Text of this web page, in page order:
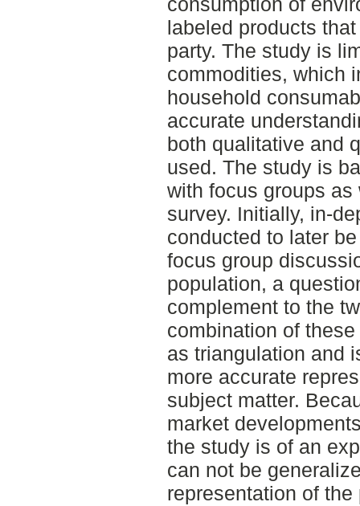
labeled products
party. The study is
commodities, which
household
accurate
both qualitative and
used. The study is
with focus groups
survey. Initially, in-
conducted to later
focus group
population, a
complement to the
combination of
as triangulation and
more accurate
subject matter.
market
the study is of an
can not be
representation of